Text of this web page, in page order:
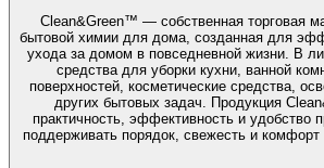
Clean&Green™ — собственная торговая
бытовой химии для дома, созданная для
ухода за домом в повседневной жизни. В
средства для уборки кухни, ванной
поверхностей, косметические средства,
других бытовых задач. Продукция
практичность, эффективность и удобство
поддерживать порядок, свежесть и